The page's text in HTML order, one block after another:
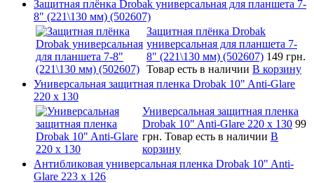
Защитная плёнка Drobak универсальная для планшета 7-
8" (221\130 мм) (502607)
Защитная плёнка Drobak
универсальная для планшета 7-
8" (221\130 мм) (502607) 149 грн.
Товар есть в наличии В корзину
Универсальная защитная пленка Drobak 10" Anti-Glare
220 x 130
Универсальная защитная пленка
Drobak 10" Anti-Glare 220 x 130 99
грн. Товар есть в наличии В
корзину
Антибликовая универсальная пленка Drobak 10" Anti-
Glare 223 x 126